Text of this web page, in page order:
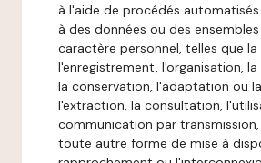
à l'aide de procédés
à des données ou des
caractère personnel, telles que
l'enregistrement, l'organisation,
la conservation, l'adaptation ou
l'extraction, la consultation,
communication par
toute autre forme de mise à